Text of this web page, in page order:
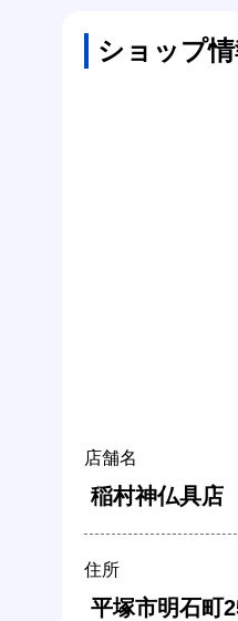
ショップ
店舗名
稲村神仏具店
住所
平塚市明石町